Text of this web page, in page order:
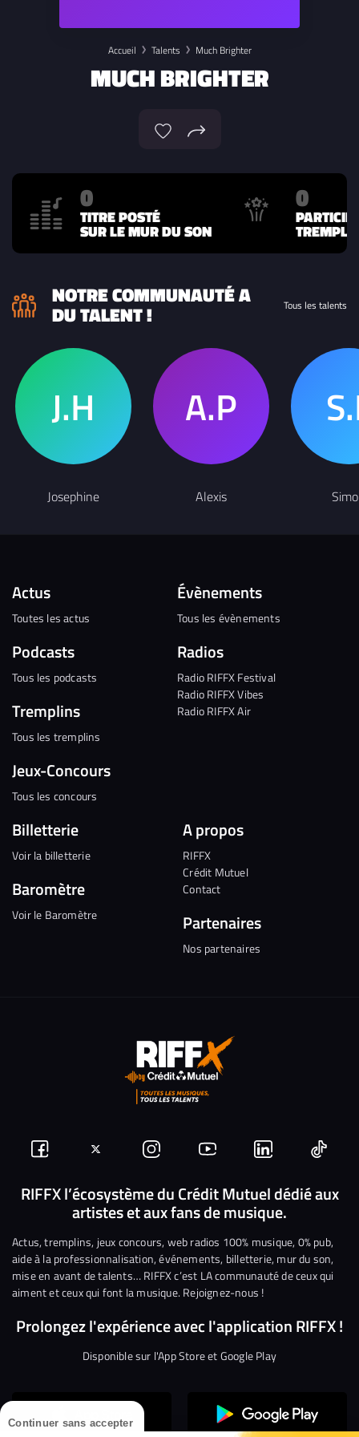
Continuer sans accepter
Accueil Talents Much Brighter
MUCH BRIGHTER
0
TITRE POSTÉ
SUR LE MUR DU SON
0
NOTRE COMMUNAUTÉ A
DU TALENT ! Tous les talents
Josephine Alexis
Actus
Toutes les actus
Podcasts
Tous les podcasts
Tremplins
Tous les tremplins
Jeux-Concours
Tous les concours
Évènements
Tous les évènements
Radios
Radio RIFFX Festival
Radio RIFFX Vibes
Radio RIFFX Air
Billetterie
Voir la billetterie
Baromètre
Voir le Baromètre
A propos
RIFFX
Crédit Mutuel
Contact
Partenaires
Nos partenaires
Suivez-
nous
Facebook
Suivez-
nous
sur
Twitter
Nous
rejoindre
sur
Instagram
Nous
rejoindre
sur
YouTube
Nous
rejoindre
sur
Linkedin
Nous
RIFFX l’écosystème du Crédit Mutuel dédié aux
artistes et aux fans de musique.
Actus, tremplins, jeux concours, web radios 100% musique, 0% pub,
aide à la professionnalisation, événements, billetterie, mur du son,
mise en avant de talents… RIFFX c’est LA communauté de ceux qui
aiment et ceux qui font la musique. Rejoignez-nous !
Prolongez l'expérience avec l'application RIFFX !
Disponible sur l'App Store et Google Play